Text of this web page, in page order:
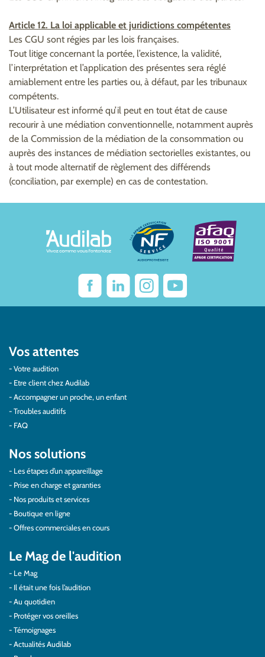
Article 12. La loi applicable et juridictions compétentes
Les CGU sont régies par les lois françaises.
Tout litige concernant la portée, l’existence, la validité,
l’interprétation et l’application des présentes sera réglé
amiablement entre les parties ou, à défaut, par les tribunaux
compétents.
L’Utilisateur est informé qu’il peut en tout état de cause
recourir à une médiation conventionnelle, notamment auprès
de la Commission de la médiation de la consommation ou
auprès des instances de médiation sectorielles existantes, ou
à tout mode alternatif de règlement des différends
(conciliation, par exemple) en cas de contestation.
Vos attentes
Votre audition
Etre client chez Audilab
Accompagner un proche, un enfant
Troubles auditifs
FAQ
Nos solutions
Les étapes d’un appareillage
Prise en charge et garanties
Nos produits et services
Boutique en ligne
Offres commerciales en cours
Le Mag de l'audition
Le Mag
Il était une fois l’audition
Au quotidien
Protéger vos oreilles
Témoignages
Actualités Audilab